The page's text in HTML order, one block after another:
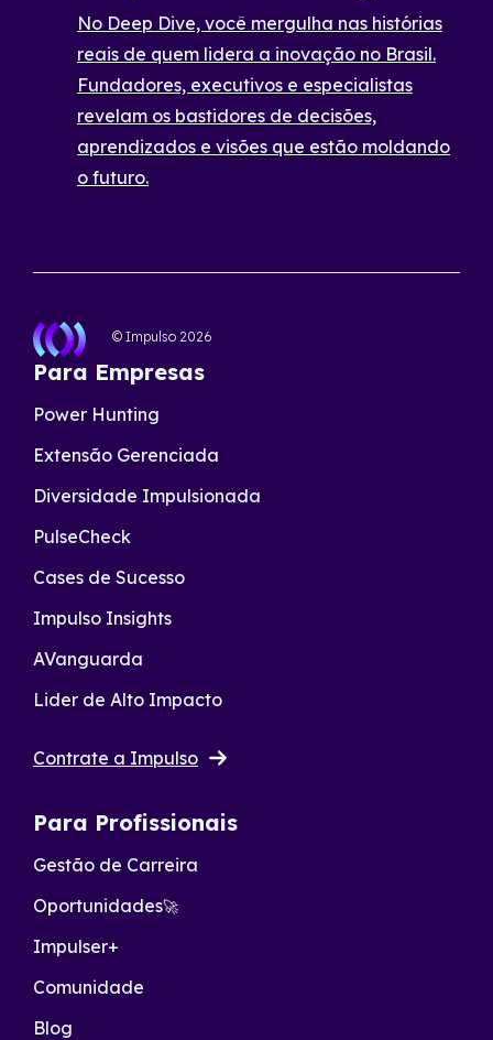
No Deep Dive, você mergulha nas histórias
reais de quem lidera a inovação no Brasil.
Fundadores, executivos e especialistas
revelam os bastidores de decisões,
aprendizados e visões que estão moldando
o futuro.
© Impulso 2026
Para Empresas
Power Hunting
Extensão Gerenciada
Diversidade Impulsionada
PulseCheck
Cases de Sucesso
Impulso Insights
AVanguarda
Lider de Alto Impacto
Contrate a Impulso
Para Profissionais
Gestão de Carreira
Oportunidades🚀
Impulser+
Comunidade
Blog